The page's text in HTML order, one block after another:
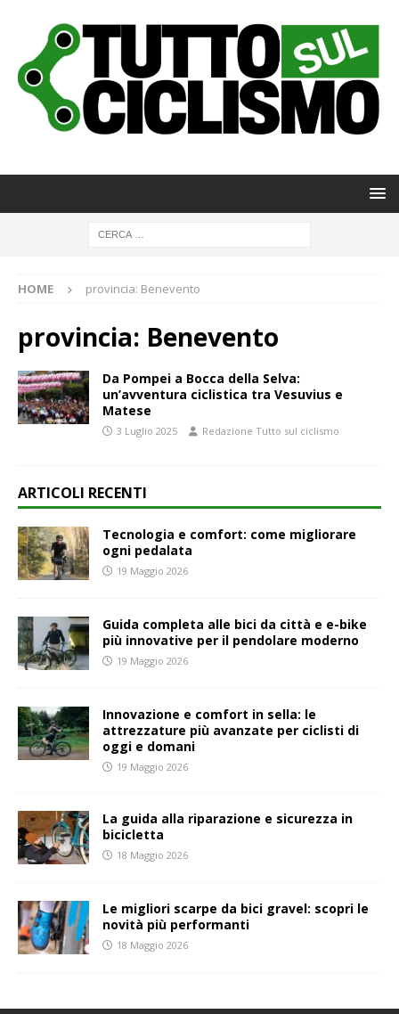
HOME provincia: Benevento
provincia: Benevento
Da Pompei a Bocca della Selva:
un’avventura ciclistica tra Vesuvius e
Matese
3 Luglio 2025 Redazione Tutto sul ciclismo
ARTICOLI RECENTI
Tecnologia e comfort: come migliorare
ogni pedalata
19 Maggio 2026
Guida completa alle bici da città e e-bike
più innovative per il pendolare moderno
19 Maggio 2026
Innovazione e comfort in sella: le
attrezzature più avanzate per ciclisti di
oggi e domani
19 Maggio 2026
La guida alla riparazione e sicurezza in
bicicletta
18 Maggio 2026
Le migliori scarpe da bici gravel: scopri le
novità più performanti
18 Maggio 2026